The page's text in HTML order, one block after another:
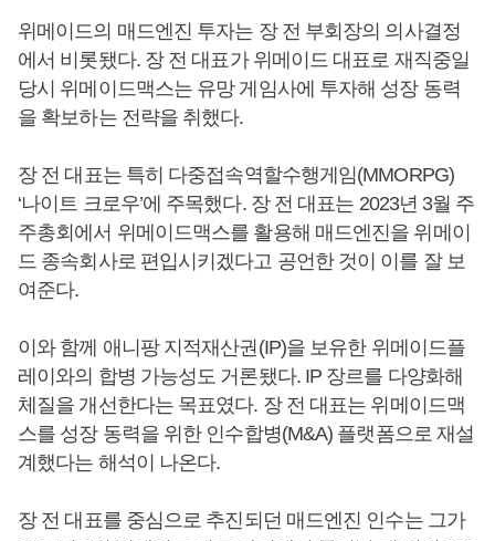
위메이드의 매드엔진 투자는 장 전 부회장의 의사결정
에서 비롯됐다. 장 전 대표가 위메이드 대표로 재직중일
당시 위메이드맥스는 유망 게임사에 투자해 성장 동력
을 확보하는 전략을 취했다.
장 전 대표는 특히 다중접속역할수행게임(MMORPG)
‘나이트 크로우’에 주목했다. 장 전 대표는 2023년 3월 주
주총회에서 위메이드맥스를 활용해 매드엔진을 위메이
드 종속회사로 편입시키겠다고 공언한 것이 이를 잘 보
여준다.
이와 함께 애니팡 지적재산권(IP)을 보유한 위메이드플
레이와의 합병 가능성도 거론됐다. IP 장르를 다양화해
체질을 개선한다는 목표였다. 장 전 대표는 위메이드맥
스를 성장 동력을 위한 인수합병(M&A) 플랫폼으로 재설
계했다는 해석이 나온다.
장 전 대표를 중심으로 추진되던 매드엔진 인수는 그가